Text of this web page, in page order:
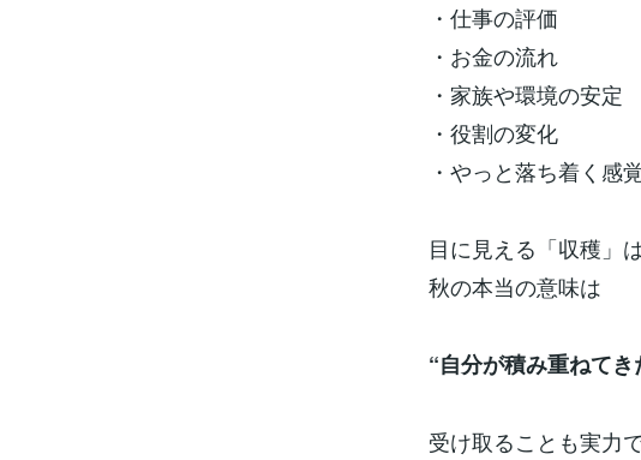
・仕事の評価
・お金の流れ
・家族や環境の安定
・役割の変化
・やっと落ち着く感
目に見える「収穫」
秋の本当の意味は
“自分が積み重ねて
受け取ることも実力で